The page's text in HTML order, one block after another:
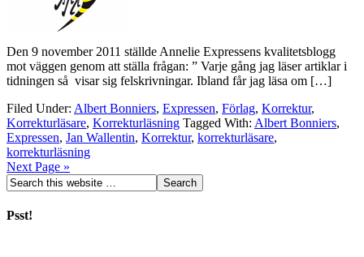
Den 9 november 2011 ställde Annelie Expressens kvalitetsblogg
mot väggen genom att ställa frågan: ” Varje gång jag läser artiklar i
tidningen så visar sig felskrivningar. Ibland får jag läsa om […]
Filed Under: Albert Bonniers, Expressen, Förlag, Korrektur,
Korrekturläsare, Korrekturläsning Tagged With: Albert Bonniers,
Expressen, Jan Wallentin, Korrektur, korrekturläsare,
korrekturläsning
Next Page »
Psst!